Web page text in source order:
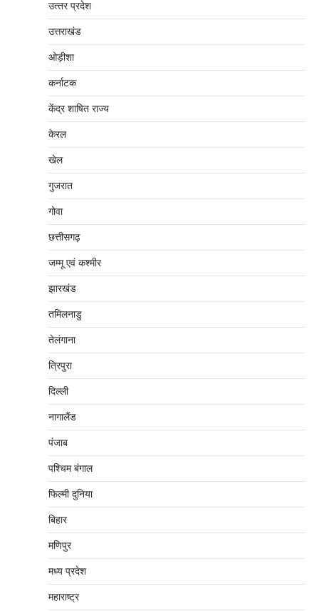
उत्‍तर प्रदेश
उत्तराखंड
ओड़ीशा
कर्नाटक
केंद्र शाषित राज्य
केरल
खेल
गुजरात
गोवा
छत्तीसगढ़
जम्‍मू एवं कश्‍मीर
झारखंड
तमिलनाडु
तेलंगाना
त्रिपुरा
दिल्‍ली
नागालैंड
पंजाब
पश्चिम बंगाल
फिल्मी दुनिया
बिहार
मणिपुर
मध्‍य प्रदेश
महाराष्‍ट्र